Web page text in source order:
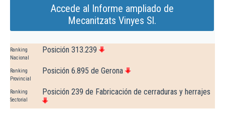
Accede al Informe ampliado de
Mecanitzats Vinyes Sl.
Ranking
Nacional
Posición 313.239
Ranking
Provincial
Posición 6.895 de Gerona
Ranking
Sectorial
Posición 239 de Fabricación de cerraduras y herrajes